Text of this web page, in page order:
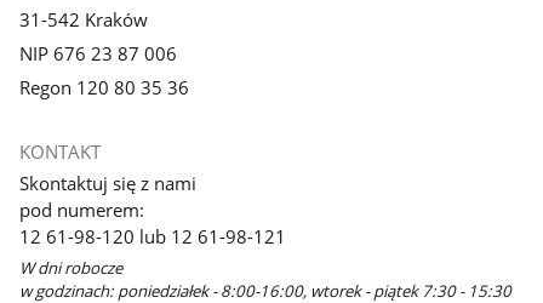
31-542 Kraków
NIP 676 23 87 006
Regon 120 80 35 36
KONTAKT
Skontaktuj się z nami
pod numerem:
12 61-98-120 lub 12 61-98-121
W dni robocze
w godzinach: poniedziałek - 8:00-16:00, wtorek - piątek 7:30 - 15:30